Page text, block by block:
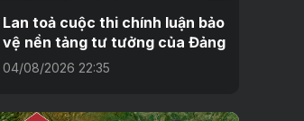
Lan toả cuộc thi chính luận bảo
vệ nền tảng tư tưởng của Đảng
04/08/2026 22:35